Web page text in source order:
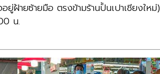
ฝ้ายซ้ายมือ ตรงข้ามร้านปั้นเปาเชียงใหม่)
น.